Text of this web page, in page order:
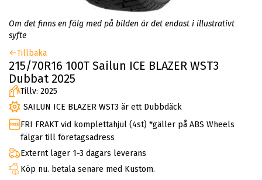
Om det finns en fälg med på bilden är det endast i illustrativt
syfte
Tillbaka
215/70R16 100T Sailun ICE BLAZER WST3
Dubbat 2025
Tillv: 2025
SAILUN ICE BLAZER WST3 är ett Dubbdäck
FRI FRAKT vid komplettahjul (4st) *gäller på ABS Wheels
fälgar till företagsadress
Externt lager 1-3 dagars leverans
Köp nu. betala senare med Kustom.